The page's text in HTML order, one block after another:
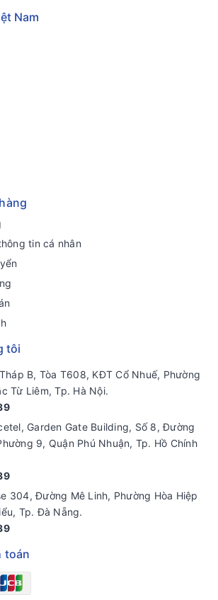
Nam
tin cá nhân
tôi
B, Tòa T608, KĐT Cổ Nhuế, Phường
Từ Liêm, Tp. Hà Nội.
Garden Gate Building, Số 8, Đường
9, Quận Phú Nhuận, Tp. Hồ Chính
304, Đường Mê Linh, Phường Hòa Hiệp
Tp. Đà Nẵng.
toán